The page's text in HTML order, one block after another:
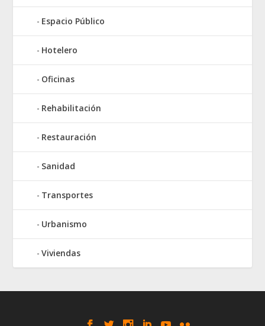
Espacio Público
Hotelero
Oficinas
Rehabilitación
Restauración
Sanidad
Transportes
Urbanismo
Viviendas